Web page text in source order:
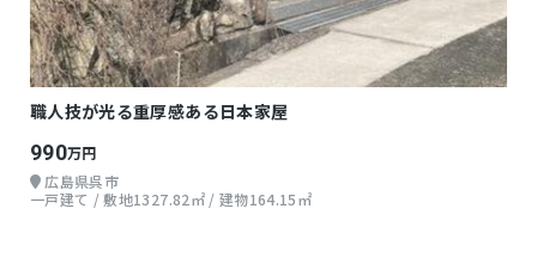
職人技が光る重厚感ある日本家屋
990万円
広島県呉市
一戸建て / 敷地1327.82㎡ / 建物164.15㎡